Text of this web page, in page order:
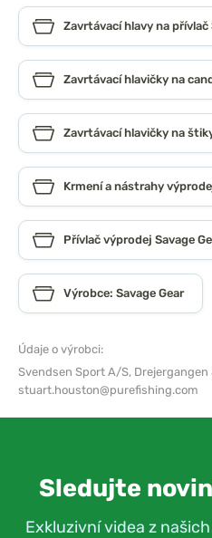
Zavrtávací hlavy na přívlač
Zavrtávací hlavičky na
Zavrtávací hlavičky na
Krmení a nástrahy
Přívlač výprodej Savage
Výrobce: Savage Gear
Údaje o výrobci:
Svendsen Sport A/S, Drejergangen
stuart.houston@purefishing.com
Sledujte
Exkluzivní videa z